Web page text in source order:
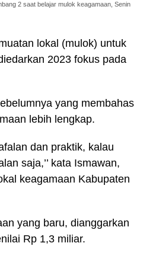
2 saat belajar mulok keagamaan, Senin
lokal (mulok) untuk
2023 fokus pada
yang membahas
lebih lengkap.
dan praktik, kalau
saja,’’ kata Ismawan,
keagamaan Kabupaten
yang baru, dianggarkan
Rp 1,3 miliar.